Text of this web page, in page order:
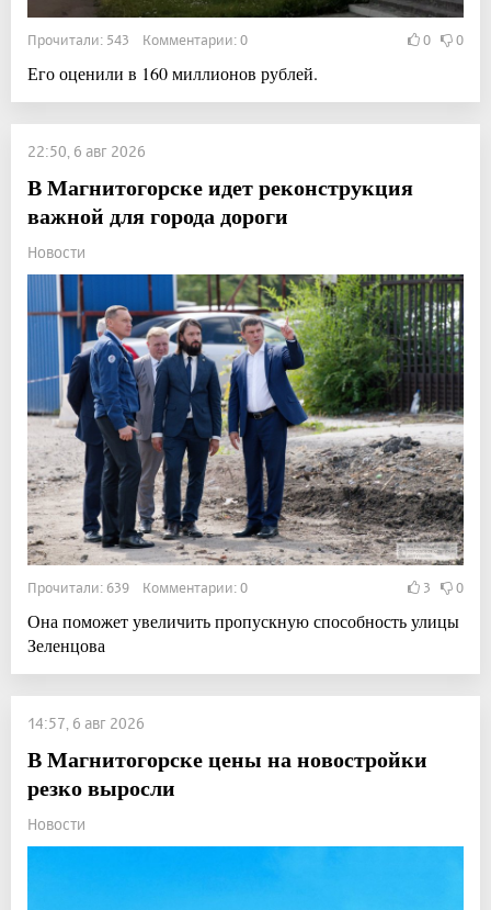
Прочитали: 543 Комментарии: 0 0 0
Его оценили в 160 миллионов рублей.
22:50, 6 авг 2026
В Магнитогорске идет реконструкция
важной для города дороги
Новости
Прочитали: 639 Комментарии: 0 3 0
Она поможет увеличить пропускную способность улицы
Зеленцова
14:57, 6 авг 2026
В Магнитогорске цены на новостройки
резко выросли
Новости